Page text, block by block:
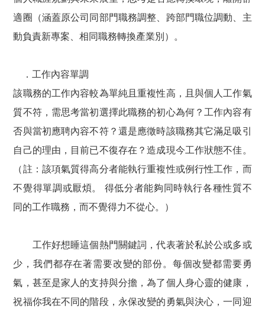
適圈（涵蓋原公司同部門職務調整、跨部門職位調動、主
動負責新專案、相同職務轉換產業別）。
．工作內容單調
該職務的工作內容較為單純且重複性高，且與個人工作氣
質不符，需思考當初選擇此職務的初心為何？工作內容有
否與當初應聘內容不符？還是應徵時該職務其它滿足吸引
自己的理由，目前已不復存在？造成現今工作狀態不佳。
（註：該項氣質得高分者能執行重複性或例行性工作，而
不覺得單調或厭煩。 得低分者能夠同時執行各種性質不
同的工作職務，而不覺得力不從心。）
工作好想睡這個熱門關鍵詞，代表著於私於公或多或
少，我們都存在著需要改變的部份。每個改變都需要勇
氣，甚至是家人的支持與分擔，為了個人身心靈的健康，
祝福你我在不同的階段，永保改變的勇氣與決心，一同迎